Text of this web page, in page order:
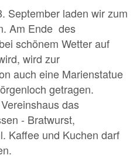
September laden wir zum
Am Ende des
schönem Wetter auf
wird zur
auch eine Marienstatue
getragen.
das
- Bratwurst,
Kaffee und Kuchen darf